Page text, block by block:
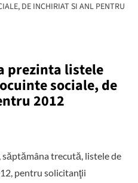
DE INCHIRIAT SI ANL PENTRU
prezinta listele
sociale, de
2012
trecută, listele de
pentru solicitanţii